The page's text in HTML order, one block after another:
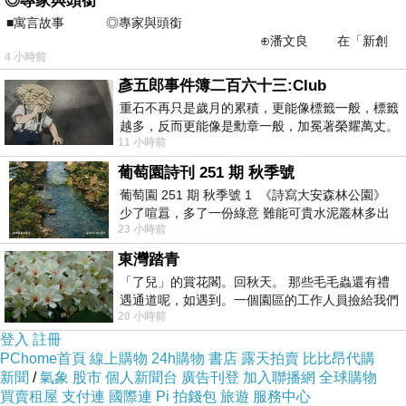
走進餐廳內部，裡面的裝潢風格整潔明亮
過環境維持的很好，1樓座位約可容納25 人左右。
■寓言故事 ◎專家與頭銜
⊕潘文良 在「新創
之谷」裡——
4 小時前
彥五郎事件簿二百六十三:Club
重石不再只是歲月的累積，更能像標籤一般，標籤
越多，反而更能像是勳章一般，加冕著榮耀萬丈。
習慣一如縱容，成了再難輕輕放下的罪證
11 小時前
葡萄園詩刊 251 期 秋季號
葡萄園 251 期 秋季號 1 《詩寫大安森林公園》
少了喧囂，多了一份綠意 難能可貴水泥叢林多出
一
23 小時前
東灣踏青
「了兒」的賞花閣。回秋天。 那些毛毛蟲還有禮
遇通道呢，如遇到。一個園區的工作人員撿給我們
細賞。
20 小時前
登入 註冊
PChome首頁 線上購物 24h購物 書店 露天拍賣 比比昂代購
新聞 /氣象 股市 個人新聞台 廣告刊登 加入聯播網 全球購物
買賣租屋 支付連 國際連 Pi 拍錢包 旅遊 服務中心